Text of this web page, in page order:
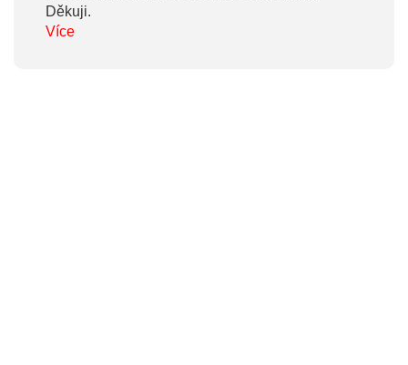
Děkuji.
Více